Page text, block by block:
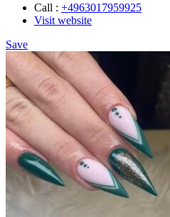
Call : +4963017959925
Visit website
Save